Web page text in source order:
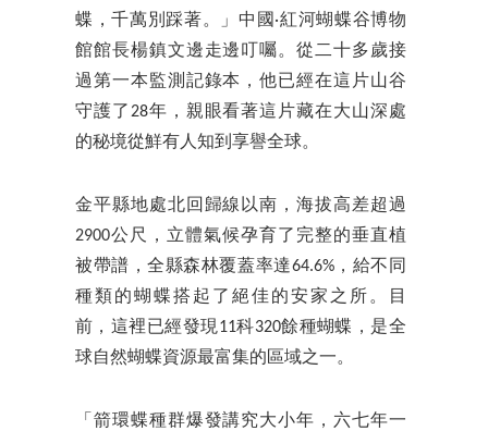
蝶，千萬別踩著。」中國·紅河蝴蝶谷博物
館館長楊鎮文邊走邊叮囑。從二十多歲接
過第一本監測記錄本，他已經在這片山谷
守護了28年，親眼看著這片藏在大山深處
的秘境從鮮有人知到享譽全球。
金平縣地處北回歸線以南，海拔高差超過
2900公尺，立體氣候孕育了完整的垂直植
被帶譜，全縣森林覆蓋率達64.6%，給不同
種類的蝴蝶搭起了絕佳的安家之所。目
前，這裡已經發現11科320餘種蝴蝶，是全
球自然蝴蝶資源最富集的區域之一。
「箭環蝶種群爆發講究大小年，六七年一